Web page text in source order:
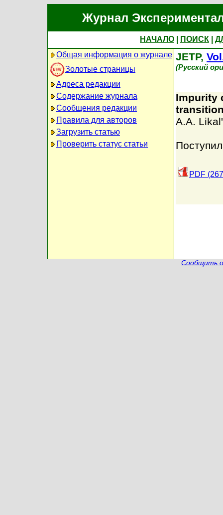
Журнал
НАЧАЛО ПОИСК
Общая информация о журнале
Золотые страницы
Адреса редакции
Содержание журнала
Сообщения редакции
Правила для авторов
Загрузить статью
Проверить статус статьи
JETP,
(Русский
Impurity
A.A.
PDF
Сообщить о